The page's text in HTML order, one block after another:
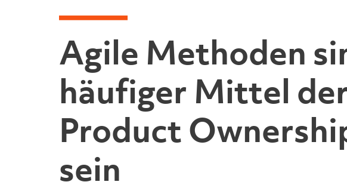
Agile Methoden
häufiger Mittel
Product
sein